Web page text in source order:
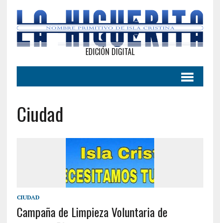
EDICIÓN DIGITAL
Ciudad
CIUDAD
Campaña de Limpieza Voluntaria de